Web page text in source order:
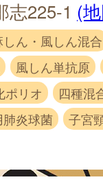
志225-1 (
しん・風しん混合
風しん単抗原
ポリオ
四種混
炎球菌
子宮